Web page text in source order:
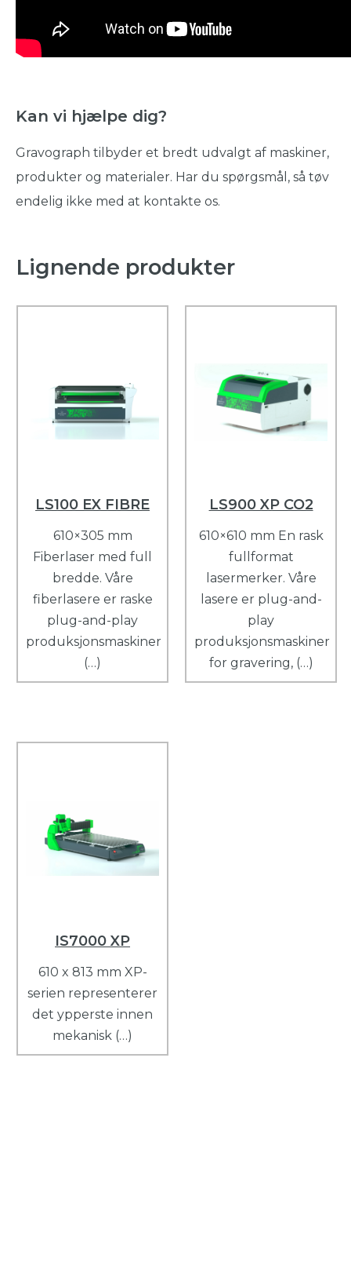
Kan vi hjælpe dig?
Gravograph tilbyder et bredt udvalgt af maskiner,
produkter og materialer. Har du spørgsmål, så tøv
endelig ikke med at kontakte os.
Lignende produkter
LS100 EX FIBRE
610×305 mm
Fiberlaser med full
bredde. Våre
fiberlasere er raske
plug-and-play
produksjonsmaskiner
(…)
LS900 XP CO2
610×610 mm En rask
fullformat
lasermerker. Våre
lasere er plug-and-
play
produksjonsmaskiner
for gravering, (…)
IS7000 XP
610 x 813 mm XP-
serien representerer
det ypperste innen
mekanisk (…)